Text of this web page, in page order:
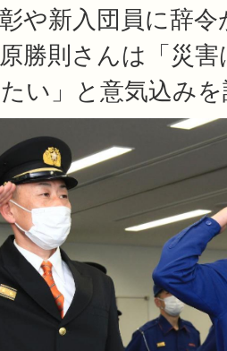
や新入団員に辞
勝則さんは「災
い」と意気込み